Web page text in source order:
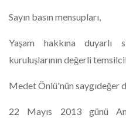
Sayın basın mensupları,
​Yaşam hakkına
kuruluşlarının değerli
​Medet Önlü'nün saygıdeğer
​22 Mayıs 2013 günü